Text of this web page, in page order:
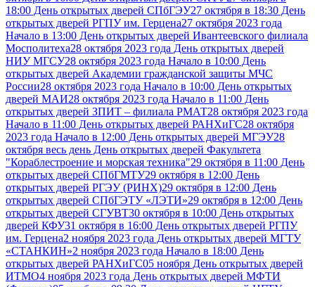
18:00 День открытых дверей СПбГЭУ27 октября в 18:30 День
открытых дверей РГПУ им. Герцена27 октября 2023 года
Начало в 13:00 День открытых дверей Ивантеевского филиала
Мосполитеха28 октября 2023 года День открытых дверей
НИУ МГСУ28 октября 2023 года Начало в 10:00 День
открытых дверей Академии гражданской защиты МЧС
России28 октября 2023 года Начало в 10:00 День открытых
дверей МАИ28 октября 2023 года Начало в 11:00 День
открытых дверей ЗПИТ – филиала РМАТ28 октября 2023 года
Начало в 11:00 День открытых дверей РАНХиГС28 октября
2023 года Начало в 12:00 День открытых дверей МГЭУ28
октября весь день День открытых дверей Факультета
"Кораблестроение и морская техника"29 октября в 11:00 День
открытых дверей СПбГМТУ29 октября в 12:00 День
открытых дверей РГЭУ (РИНХ)29 октября в 12:00 День
открытых дверей СПбГЭТУ «ЛЭТИ»29 октября в 12:00 День
открытых дверей СГУВТ30 октября в 10:00 День открытых
дверей КФУ31 октября в 16:00 День открытых дверей РГПУ
им. Герцена2 ноября 2023 года День открытых дверей МГТУ
«СТАНКИН»2 ноября 2023 года Начало в 18:00 День
открытых дверей РАНХиГС05 ноября День открытых дверей
ИТМО4 ноября 2023 года День открытых дверей МФТИ